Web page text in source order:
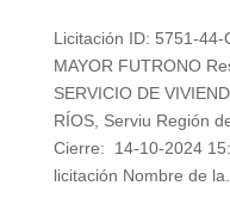
Licitación ID: 5751-44-
MAYOR FUTRONO
SERVICIO DE
RÍOS, Serviu Región
Cierre: 14-10-2024
licitación Nombre de la...